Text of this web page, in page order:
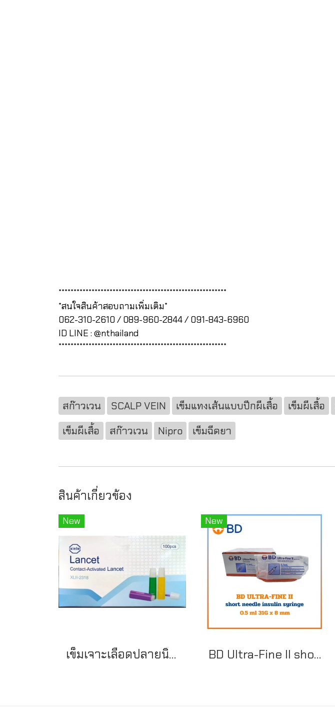
********************************************************
*สนใจสินค้าสอบถามเพิ่มเติม*
062-310-2610 / 089-960-2844 / 091-843-6960
ID LINE : @nthailand
********************************************************
สก๊าวเวน SCALP VEIN เข็มแทงเส้นแบบปีกผีเสื้อ เข็มผีเสื้อ
เข็มผีเสื้อ
สก๊าวเวน Nipro เข็มฉีดยา
สินค้าเกี่ยวข้อง
New
เข็มเจาะเลือดปลายนิ้ว Safety Lancet 23G (100ชิ้น/กล่อง) ยี่ห้อ XINLE
New
BD Ultra-Fine II short needle Insulin syringe 0.5ml 31G x 8mm